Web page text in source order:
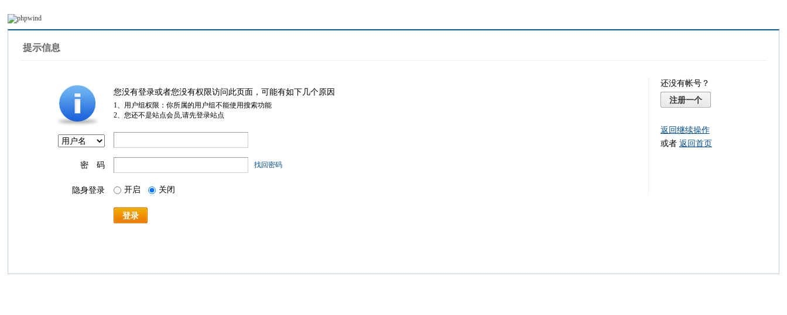
提示信息
您没有登录或者您没有权限访问此页面，可能有如下几个原因
1、用户组权限：你所属的用户组不能使用搜索功能
2、您还不是站点会员,请先登录站点
密 码 找回密码
隐身登录 开启 关闭
登录
还没有帐号？
注册一个
返回继续操作
或者 返回首页